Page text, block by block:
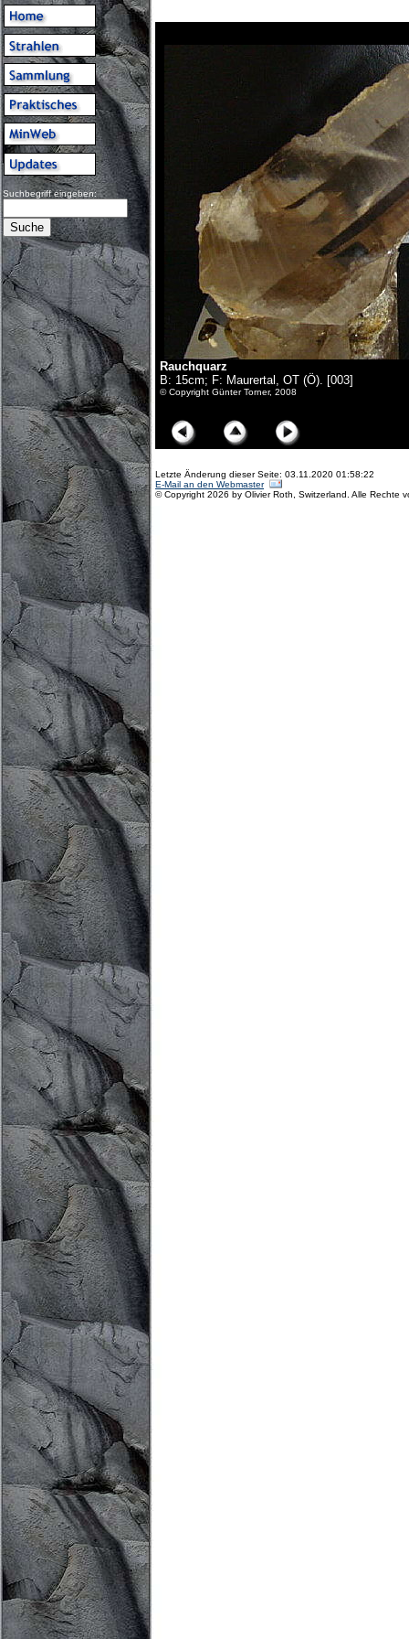
Suchbegriff eingeben:
Rauchquarz
B: 15cm; F: Maurertal, OT (Ö). [003]
© Copyright Günter Torner, 2008
Letzte Änderung dieser Seite: 03.11.2020 01:58:22
E-Mail an den Webmaster
© Copyright 2026 by Olivier Roth, Switzerland. Alle Rechte